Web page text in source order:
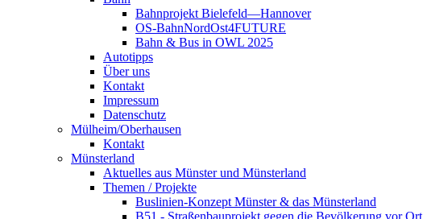
Bahnprojekt Bielefeld—Hannover
OS-BahnNordOst4FUTURE
Bahn & Bus in OWL 2025
Autotipps
Über uns
Kontakt
Impressum
Datenschutz
Mülheim/Oberhausen
Kontakt
Münsterland
Aktuelles aus Münster und Münsterland
Themen / Projekte
Buslinien-Konzept Münster & das Münsterland
B51 - Straßenbauprojekt gegen die Bevölkerung vor Ort